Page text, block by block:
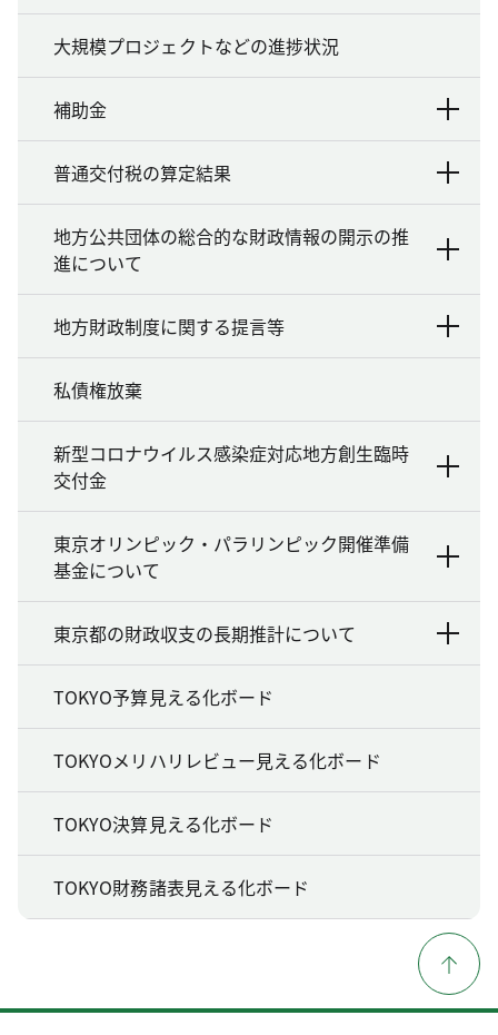
大規模プロジェクトなどの進捗状況
補助金
普通交付税の算定結果
地方公共団体の総合的な財政情報の開示の推
進について
地方財政制度に関する提言等
私債権放棄
新型コロナウイルス感染症対応地方創生臨時
交付金
東京オリンピック・パラリンピック開催準備
基金について
東京都の財政収支の長期推計について
TOKYO予算見える化ボード
TOKYOメリハリレビュー見える化ボード
TOKYO決算見える化ボード
TOKYO財務諸表見える化ボード